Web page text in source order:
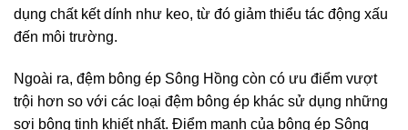
dụng chất kết dính như keo, từ đó giảm thiểu tác động xấu
đến môi trường.
Ngoài ra, đệm bông ép Sông Hồng còn có ưu điểm vượt
trội hơn so với các loại đệm bông ép khác sử dụng những
sợi bông tinh khiết nhất. Điểm mạnh của bông ép Sông